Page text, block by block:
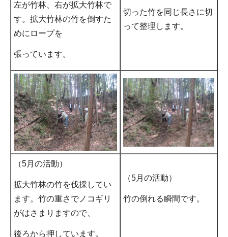
左が竹林、右が拡大竹林で
す。拡大竹林の竹を倒すた
めにロープを
張っています。
切った竹を同じ長さに切
って整理します。
（5月の活動）
拡大竹林の竹を伐採してい
ます。竹の重さでノコギリ
がはさまりますので、
後ろから押しています。
（5月の活動）
竹の倒れる瞬間です。